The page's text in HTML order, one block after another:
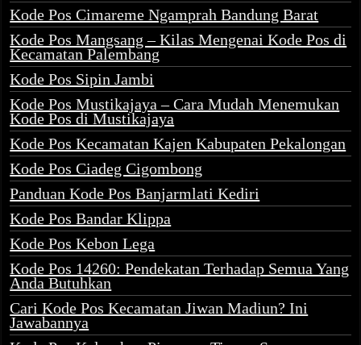
Kode Pos Cimareme Ngamprah Bandung Barat
Kode Pos Mangsang – Kilas Mengenai Kode Pos di
Kecamatan Palembang
Kode Pos Sipin Jambi
Kode Pos Mustikajaya – Cara Mudah Menemukan
Kode Pos di Mustikajaya
Kode Pos Kecamatan Kajen Kabupaten Pekalongan
Kode Pos Ciadeg Cigombong
Panduan Kode Pos Banjarmlati Kediri
Kode Pos Bandar Klippa
Kode Pos Kebon Lega
Kode Pos 14260: Pendekatan Terhadap Semua Yang
Anda Butuhkan
Cari Kode Pos Kecamatan Jiwan Madiun? Ini
Jawabannya